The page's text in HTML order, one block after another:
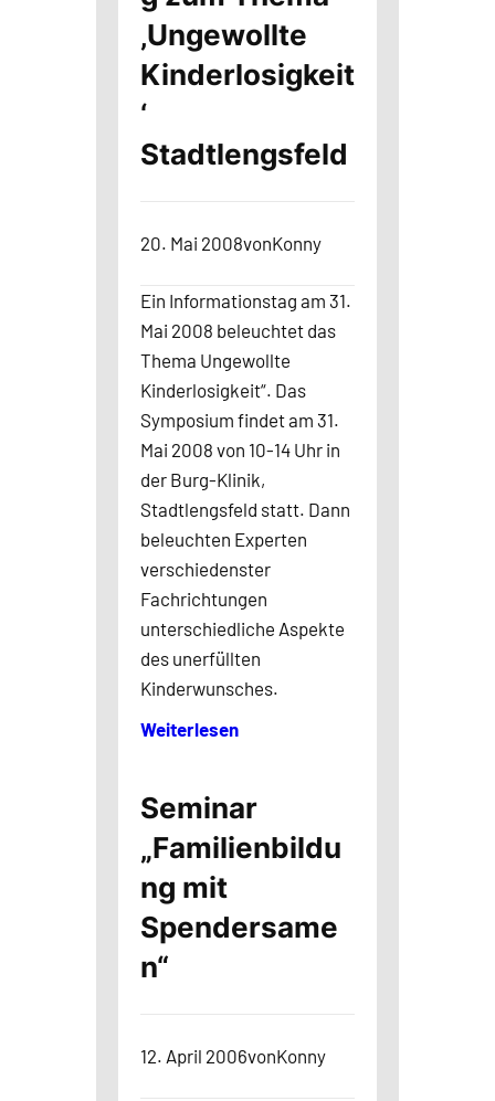
‚Ungewollte
Kinderlosigkeit
‘
Stadtlengsfeld
20. Mai 2008vonKonny
Ein Informationstag am 31.
Mai 2008 beleuchtet das
Thema Ungewollte
Kinderlosigkeit“. Das
Symposium findet am 31.
Mai 2008 von 10-14 Uhr in
der Burg-Klinik,
Stadtlengsfeld statt. Dann
beleuchten Experten
verschiedenster
Fachrichtungen
unterschiedliche Aspekte
des unerfüllten
Kinderwunsches.
Weiterlesen
Seminar
„Familienbildu
ng mit
Spendersame
n“
12. April 2006vonKonny